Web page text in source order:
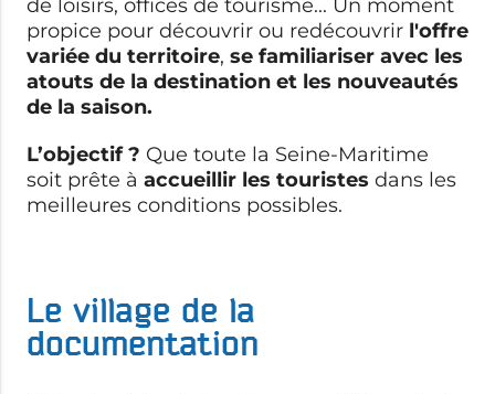
de loisirs, offices de tourisme... Un moment
propice pour découvrir ou redécouvrir l'offre
variée du territoire, se familiariser avec les
atouts de la destination et les nouveautés
de la saison.
L’objectif ? Que toute la Seine-Maritime
soit prête à accueillir les touristes dans les
meilleures conditions possibles.
Le village de la
documentation